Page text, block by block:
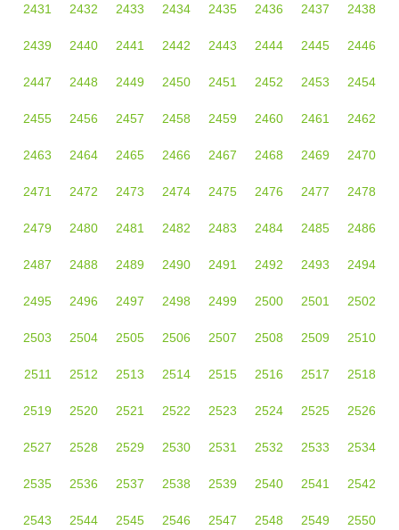
2431 2432 2433 2434 2435 2436 2437 2438
2439 2440 2441 2442 2443 2444 2445 2446
2447 2448 2449 2450 2451 2452 2453 2454
2455 2456 2457 2458 2459 2460 2461 2462
2463 2464 2465 2466 2467 2468 2469 2470
2471 2472 2473 2474 2475 2476 2477 2478
2479 2480 2481 2482 2483 2484 2485 2486
2487 2488 2489 2490 2491 2492 2493 2494
2495 2496 2497 2498 2499 2500 2501 2502
2503 2504 2505 2506 2507 2508 2509 2510
2511 2512 2513 2514 2515 2516 2517 2518
2519 2520 2521 2522 2523 2524 2525 2526
2527 2528 2529 2530 2531 2532 2533 2534
2535 2536 2537 2538 2539 2540 2541 2542
2543 2544 2545 2546 2547 2548 2549 2550